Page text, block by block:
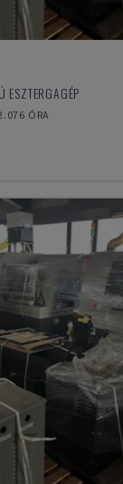
ÓRA